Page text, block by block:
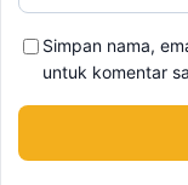
Simpan nama,
untuk komentar